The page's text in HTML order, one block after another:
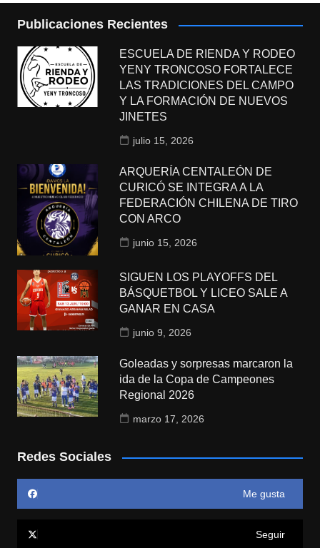
Publicaciones Recientes
ESCUELA DE RIENDA Y RODEO
YENY TRONCOSO FORTALECE
LAS TRADICIONES DEL CAMPO
Y LA FORMACIÓN DE NUEVOS
JINETES
julio 15, 2026
ARQUERÍA CENTALEÓN DE
CURICÓ SE INTEGRA A LA
FEDERACIÓN CHILENA DE TIRO
CON ARCO
junio 15, 2026
SIGUEN LOS PLAYOFFS DEL
BÁSQUETBOL Y LICEO SALE A
GANAR EN CASA
junio 9, 2026
Goleadas y sorpresas marcaron la
ida de la Copa de Campeones
Regional 2026
marzo 17, 2026
Redes Sociales
Me gusta
Seguir